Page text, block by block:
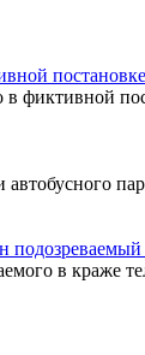
фиктивной
в краже